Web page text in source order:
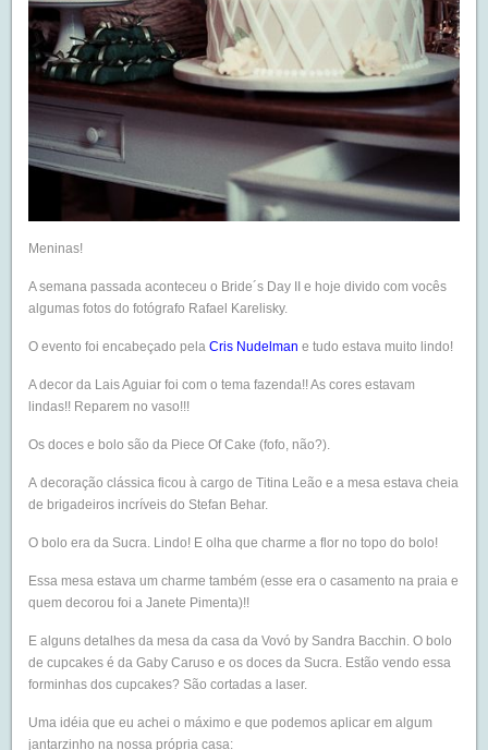
Meninas!
A semana passada aconteceu o Bride´s Day II e hoje divido com vocês
algumas fotos do fotógrafo Rafael Karelisky.
O evento foi encabeçado pelaCris Nudelman e tudo estava muito lindo!
A decor da Lais Aguiar foi com o tema fazenda!! As cores estavam
lindas!! Reparem no vaso!!!
Os doces e bolo são da Piece Of Cake (fofo, não?).
A decoração clássica ficou à cargo de Titina Leão e a mesa estava cheia
de brigadeiros incríveis do Stefan Behar.
O bolo era da Sucra. Lindo! E olha que charme a flor no topo do bolo!
Essa mesa estava um charme também (esse era o casamento na praia e
quem decorou foi a Janete Pimenta)!!
E alguns detalhes da mesa da casa da Vovó by Sandra Bacchin. O bolo
de cupcakes é da Gaby Caruso e os doces da Sucra. Estão vendo essa
forminhas dos cupcakes? São cortadas a laser.
Uma idéia que eu achei o máximo e que podemos aplicar em algum
jantarzinho na nossa própria casa: